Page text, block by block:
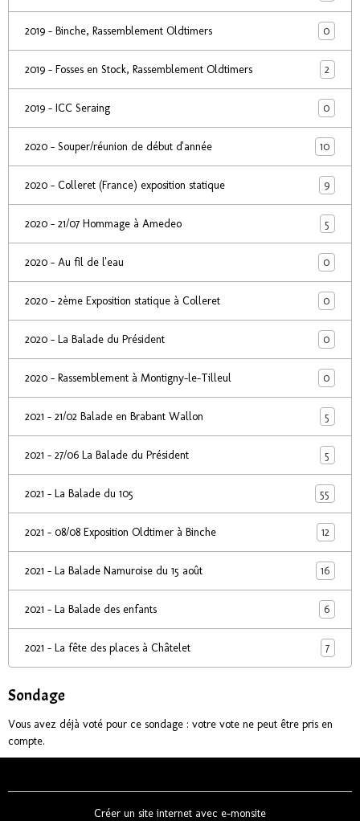
2019 - Binche, Rassemblement Oldtimers 0
2019 - Fosses en Stock, Rassemblement Oldtimers 2
2019 - ICC Seraing 0
2020 - Souper/réunion de début d'année 10
2020 - Colleret (France) exposition statique 9
2020 - 21/07 Hommage à Amedeo 5
2020 - Au fil de l'eau 0
2020 - 2ème Exposition statique à Colleret 0
2020 - La Balade du Président 0
2020 - Rassemblement à Montigny-le-Tilleul 0
2021 - 21/02 Balade en Brabant Wallon 5
2021 - 27/06 La Balade du Président 5
2021 - La Balade du 105 55
2021 - 08/08 Exposition Oldtimer à Binche 12
2021 - La Balade Namuroise du 15 août 16
2021 - La Balade des enfants 6
2021 - La fête des places à Châtelet 7
Sondage
Vous avez déjà voté pour ce sondage : votre vote ne peut être pris en
compte.
Créer un site internet avec e-monsite